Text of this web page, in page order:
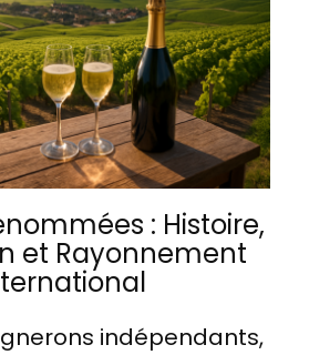
: Histoire,
et Rayonnement
indépendants,